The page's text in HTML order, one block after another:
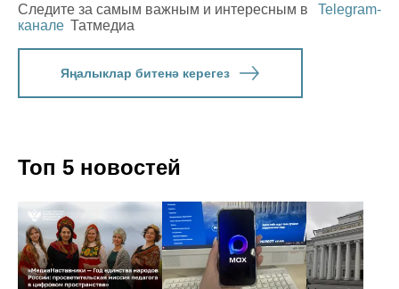
Следите за самым важным и интересным в
Telegram-
канале Татмедиа
Яңалыклар битенә керегез
Топ 5 новостей